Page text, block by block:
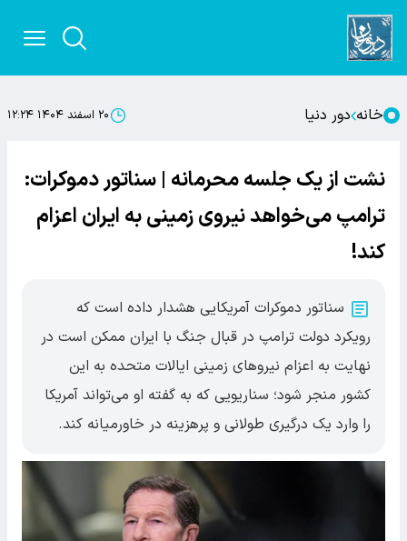
خانه دور دنیا ۲۰ اسفند ۱۴۰۴ ۱۲:۲۴
نشت از یک جلسه محرمانه | سناتور دموکرات:
ترامپ می‌خواهد نیروی زمینی به ایران اعزام
کند!
سناتور دموکرات آمریکایی هشدار داده است که
رویکرد دولت ترامپ در قبال جنگ با ایران ممکن است در
نهایت به اعزام نیروهای زمینی ایالات متحده به این
کشور منجر شود؛ سناریویی که به گفته او می‌تواند آمریکا
را وارد یک درگیری طولانی و پرهزینه در خاورمیانه کند.